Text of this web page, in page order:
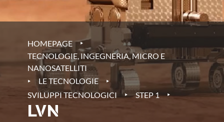
HOMEPAGE ‣
TECNOLOGIE, INGEGNERIA, MICRO E
NANOSATELLITI
‣ LE TECNOLOGIE ‣
SVILUPPI TECNOLOGICI ‣ STEP 1 ‣
LVN